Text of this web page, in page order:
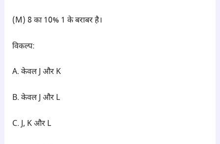
(M) 8 का 10% 1 के बराबर है।
विकल्प:
A. केवल J और K
B. केवल J और L
C. J, K और L